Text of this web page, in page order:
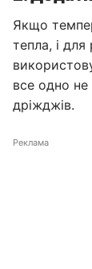
Якщо
тепла, і для
все одно не
дріжджів.
Реклама